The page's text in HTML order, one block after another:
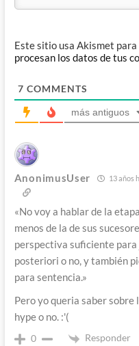
Este sitio usa Akismet
procesan los datos de tus
7 COMMENTS
más antiguos
AnonimusUser 13 años
«No voy a hablar de la
menos de la de sus
perspectiva suficiente
posteriori o no, y también
para sentencia.»
Pero yo queria saber
hype o no. :'(
0 Responder